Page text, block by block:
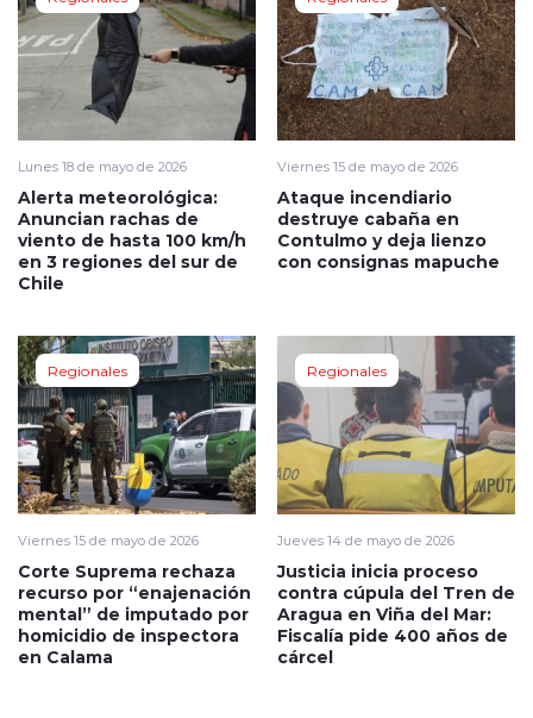
Lunes 18 de mayo de 2026
Alerta meteorológica:
Anuncian rachas de
viento de hasta 100 km/h
en 3 regiones del sur de
Chile
Viernes 15 de mayo de 2026
Ataque incendiario
destruye cabaña en
Contulmo y deja lienzo
con consignas mapuche
Regionales
Viernes 15 de mayo de 2026
Corte Suprema rechaza
recurso por “enajenación
mental” de imputado por
homicidio de inspectora
en Calama
Regionales
Jueves 14 de mayo de 2026
Justicia inicia proceso
contra cúpula del Tren de
Aragua en Viña del Mar:
Fiscalía pide 400 años de
cárcel